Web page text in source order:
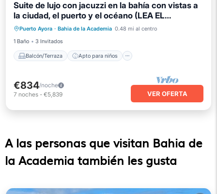
Suite de lujo con jacuzzi en la bahía con vistas a
la ciudad, el puerto y el océano (LEA EL
ANUNCIO PRIMERO)
Puerto Ayora · Bahia de la Academia 0.48 mi al centro
1 Baño
3 Invitados
Balcón/Terraza Apto para niños
Balcón/Terraza Apto para niños
TV
Seguridad/Protección
€834/noche
7 noches - €5,839 VER OFERTA
A las personas que visitan Bahia de
la Academia también les gusta